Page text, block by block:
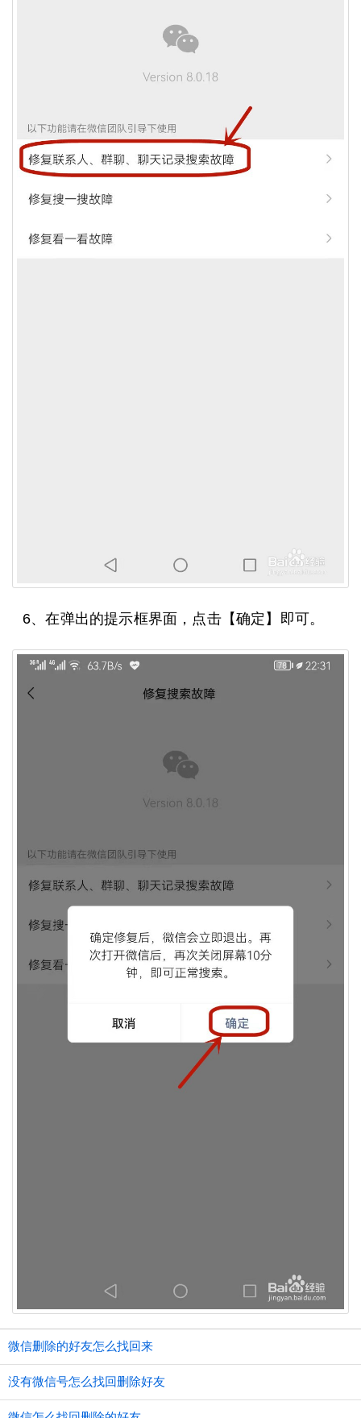
6、在弹出的提示框界面，点击【确定】即可。
微信删除的好友怎么找回来
没有微信号怎么找回删除好友